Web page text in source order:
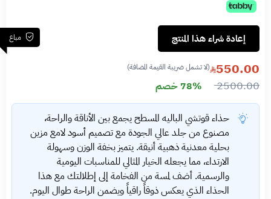
مباع إعادة شراء هذا المنتج
550.00 (لا تشمل ضريبة القيمة المضافة)
2500.00 78% خصم
حذاء قوتشي الباليه المسطح يجمع بين الأناقة والراحة،
مصنوع من جلد عالي الجودة مع تصميم أسود لامع مزين
بحلية معدنية ذهبية أنيقة. يتميز بخفة الوزن وسهولة
الارتداء، مما يجعله الخيار المثالي للمناسبات اليومية
والرسمية. أضف لمسة من الفخامة إلى إطلالتك مع هذا
الحذاء الذي يعكس ذوقاً راقياً ويضمن الراحة طوال اليوم.